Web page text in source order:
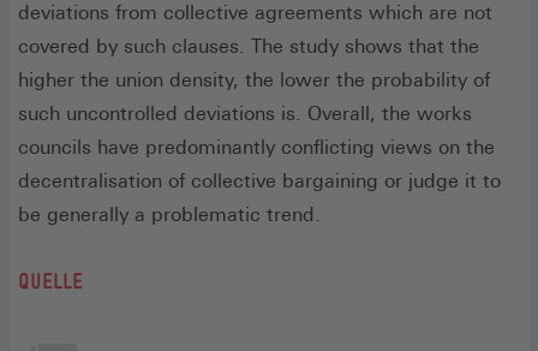
deviations from collective agreements which are not
covered by such clauses. The study shows that the
higher the union density, the lower the probability of
such uncontrolled deviations is. Overall, the works
councils have predominantly conflicting views on the
decentralisation of collective bargaining or judge it to
be generally a problematic trend.
QUELLE